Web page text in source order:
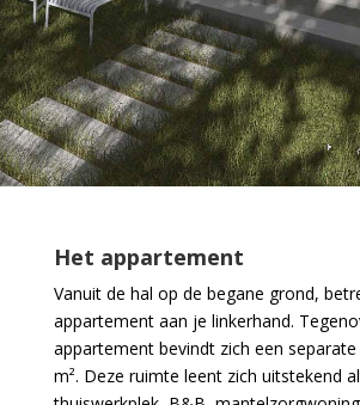
Het appartement
Vanuit de hal op de begane grond,
appartement aan je linkerhand.
appartement bevindt zich een
m². Deze ruimte leent zich uitstekend